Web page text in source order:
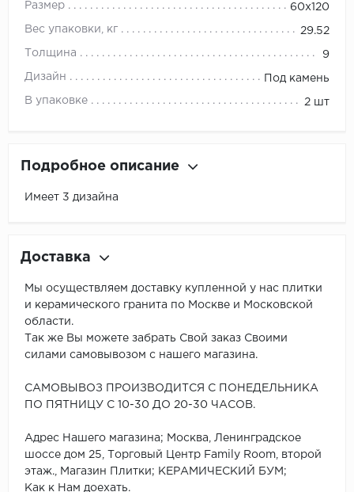
Размер 60х120
Вес упаковки, кг 29.52
Толщина 9
Дизайн Под камень
В упаковке 2 шт
Подробное описание
Имеет 3 дизайна
Доставка
Мы осуществляем доставку купленной у нас плитки
и керамического гранита по Москве и Московской
области.
Так же Вы можете забрать Свой заказ Своими
силами самовывозом с нашего магазина.
САМОВЫВОЗ ПРОИЗВОДИТСЯ С ПОНЕДЕЛЬНИКА
ПО ПЯТНИЦУ С 10-30 ДО 20-30 ЧАСОВ.
Адрес Нашего магазина; Москва, Ленинградское
шоссе дом 25, Торговый Центр Family Room, второй
этаж., Магазин Плитки; КЕРАМИЧЕСКИЙ БУМ;
Как к Нам доехать.